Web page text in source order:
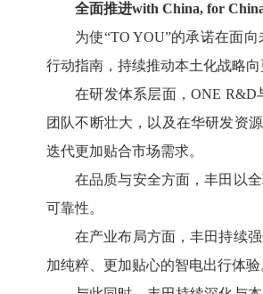
全面推进with China, for
为使“TO YOU”的承诺在面
行动指南，持续推动本土化战略向
在研发体系层面，ONE
团队不断壮大，以及在华研发资
迭代更加贴合市场需求。
在品质与安全方面，丰田以
可靠性。
在产业布局方面，丰田持续
加纯粹、更加贴心的智电出行体验